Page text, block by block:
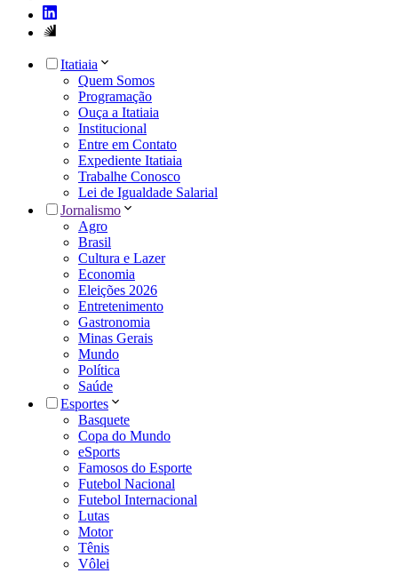
Itatiaia
Quem Somos
Programação
Ouça a Itatiaia
Institucional
Entre em Contato
Expediente Itatiaia
Trabalhe Conosco
Lei de Igualdade Salarial
Jornalismo
Agro
Brasil
Cultura e Lazer
Economia
Eleições 2026
Entretenimento
Gastronomia
Minas Gerais
Mundo
Política
Saúde
Esportes
Basquete
Copa do Mundo
eSports
Famosos do Esporte
Futebol Nacional
Futebol Internacional
Lutas
Motor
Tênis
Vôlei